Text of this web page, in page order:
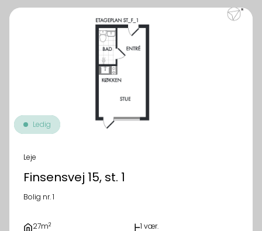
Ledig
Leje
Finsensvej 15, st. 1
Bolig nr. 1
27m2 1 vær.